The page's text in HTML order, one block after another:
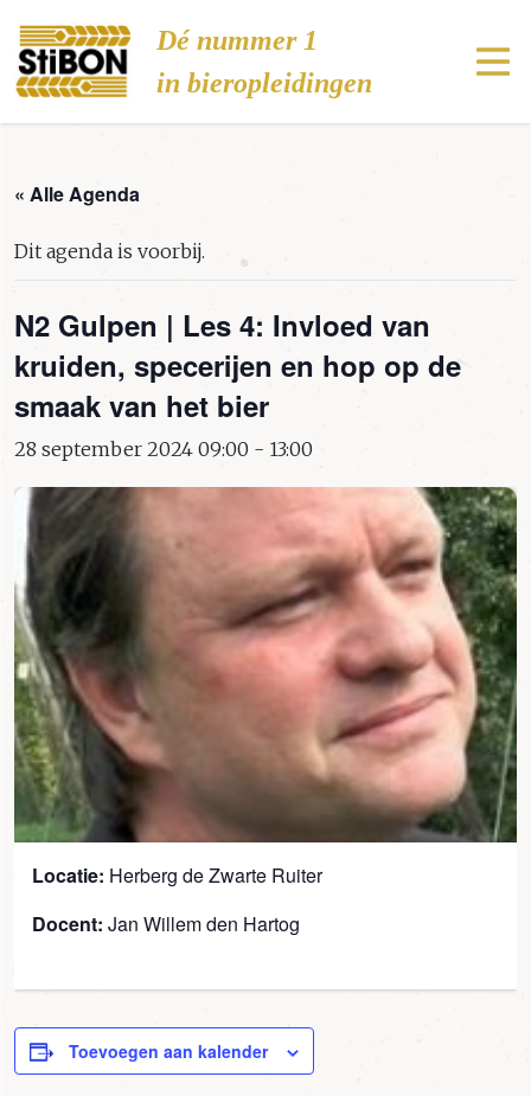
Stibon
Dé nummer 1
in bieropleidingen
« Alle Agenda
Dit agenda is voorbij.
N2 Gulpen | Les 4: Invloed van
kruiden, specerijen en hop op de
smaak van het bier
28 september 2024 09:00 - 13:00
Locatie: Herberg de Zwarte Ruiter
Docent: Jan Willem den Hartog
Toevoegen aan kalender